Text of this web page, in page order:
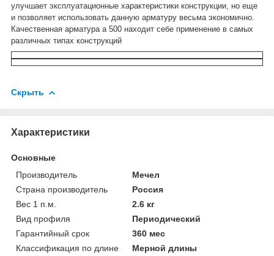
улучшает эксплуатационные характеристики конструкции, но еще
и позволяет использовать данную арматуру весьма экономично.
Качественная арматура а 500 находит себе применение в самых
различных типах конструкций
Скрыть
Характеристики
Основные
Производитель
Мечел
Страна производитель
Россия
Вес 1 п.м.
2.6 кг
Вид профиля
Периодический
Гарантийный срок
360 мес
Классификация по длине
Мерной длины